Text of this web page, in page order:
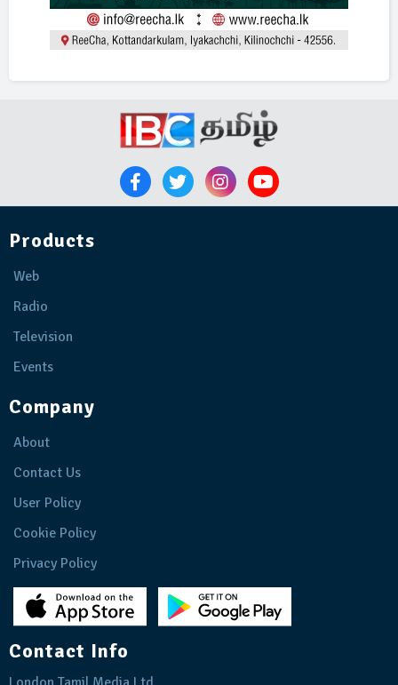
Products
Web
Radio
Television
Events
Company
About
Contact Us
User Policy
Cookie Policy
Privacy Policy
Contact Info